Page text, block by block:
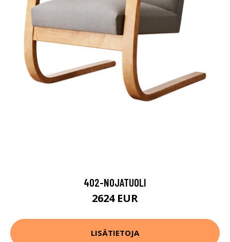
402-NOJATUOLI
2624 EUR
LISÄTIETOJA